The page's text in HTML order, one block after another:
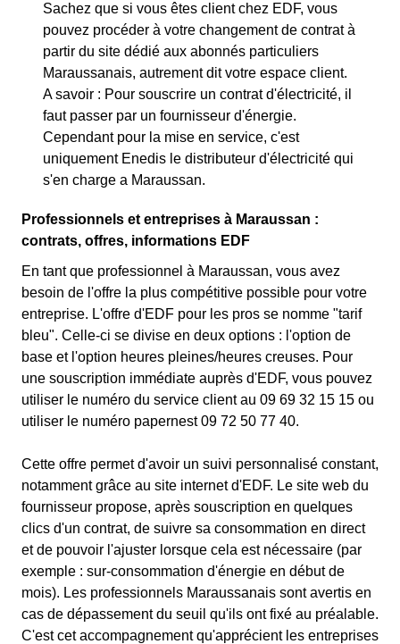
Sachez que si vous êtes client chez EDF, vous
pouvez procéder à votre changement de contrat à
partir du site dédié aux abonnés particuliers
Maraussanais, autrement dit votre espace client.
A savoir : Pour souscrire un contrat d'électricité, il
faut passer par un fournisseur d'énergie.
Cependant pour la mise en service, c'est
uniquement Enedis le distributeur d'électricité qui
s'en charge a Maraussan.
Professionnels et entreprises à Maraussan :
contrats, offres, informations EDF
En tant que professionnel à Maraussan, vous avez
besoin de l'offre la plus compétitive possible pour votre
entreprise. L'offre d'EDF pour les pros se nomme "tarif
bleu". Celle-ci se divise en deux options : l'option de
base et l'option heures pleines/heures creuses. Pour
une souscription immédiate auprès d'EDF, vous pouvez
utiliser le numéro du service client au 09 69 32 15 15 ou
utiliser le numéro papernest 09 72 50 77 40.
Cette offre permet d'avoir un suivi personnalisé constant,
notamment grâce au site internet d'EDF. Le site web du
fournisseur propose, après souscription en quelques
clics d'un contrat, de suivre sa consommation en direct
et de pouvoir l'ajuster lorsque cela est nécessaire (par
exemple : sur-consommation d'énergie en début de
mois). Les professionnels Maraussanais sont avertis en
cas de dépassement du seuil qu'ils ont fixé au préalable.
C'est cet accompagnement qu'apprécient les entreprises